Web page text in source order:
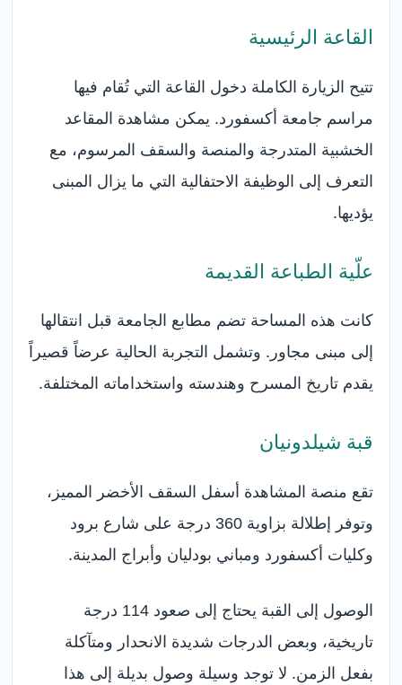
القاعة الرئيسية
تتيح الزيارة الكاملة دخول القاعة التي تُقام فيها
مراسم جامعة أكسفورد. يمكن مشاهدة المقاعد
الخشبية المتدرجة والمنصة والسقف المرسوم، مع
التعرف إلى الوظيفة الاحتفالية التي ما يزال المبنى
يؤديها.
علّية الطباعة القديمة
كانت هذه المساحة تضم مطابع الجامعة قبل انتقالها
إلى مبنى مجاور. وتشمل التجربة الحالية عرضاً قصيراً
يقدم تاريخ المسرح وهندسته واستخداماته المختلفة.
قبة شيلدونيان
تقع منصة المشاهدة أسفل السقف الأخضر المميز،
وتوفر إطلالة بزاوية 360 درجة على شارع برود
وكليات أكسفورد ومباني بودليان وأبراج المدينة.
الوصول إلى القبة يحتاج إلى صعود 114 درجة
تاريخية، وبعض الدرجات شديدة الانحدار ومتآكلة
بفعل الزمن. لا توجد وسيلة وصول بديلة إلى هذا